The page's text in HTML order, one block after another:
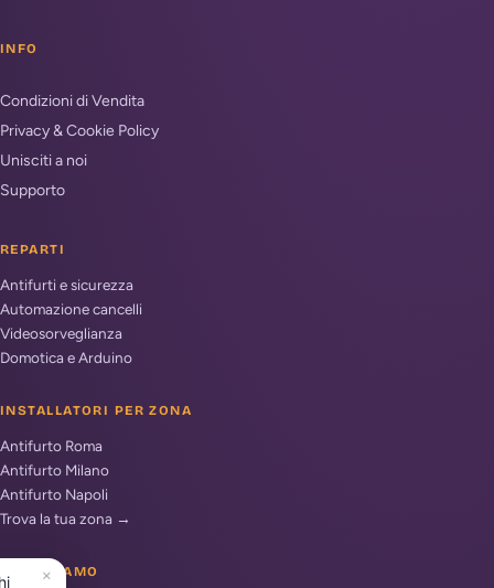
INFO
Condizioni di Vendita
Privacy & Cookie Policy
Unisciti a noi
Supporto
REPARTI
Antifurti e sicurezza
Automazione cancelli
Videosorveglianza
Domotica e Arduino
INSTALLATORI PER ZONA
Antifurto Roma
Antifurto Milano
Antifurto Napoli
Trova la tua zona →
DOVE SIAMO
×